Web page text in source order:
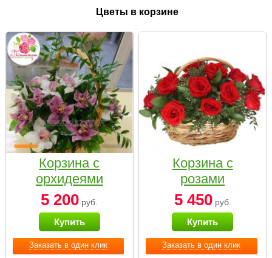
Цветы в корзине
Заказать в один клик
Корзина с
орхидеями
малая
5 200 руб.
Купить
Заказать в один клик
Корзина с
розами
«Красный
Париж»
5 450руб.
Купить